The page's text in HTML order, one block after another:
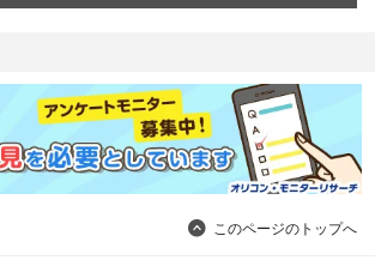
このページのトップへ